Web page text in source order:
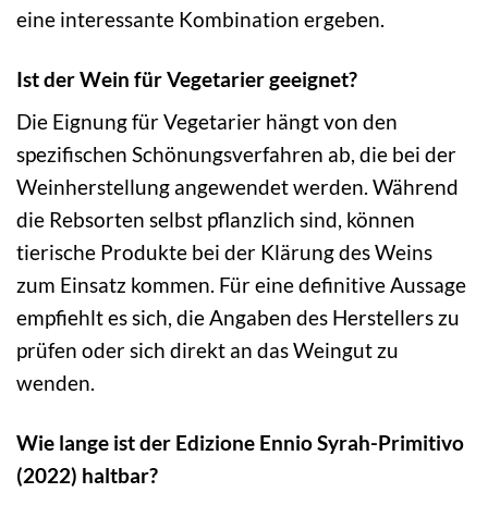
eine interessante Kombination ergeben.
Ist der Wein für Vegetarier geeignet?
Die Eignung für Vegetarier hängt von den
spezifischen Schönungsverfahren ab, die bei der
Weinherstellung angewendet werden. Während
die Rebsorten selbst pflanzlich sind, können
tierische Produkte bei der Klärung des Weins
zum Einsatz kommen. Für eine definitive Aussage
empfiehlt es sich, die Angaben des Herstellers zu
prüfen oder sich direkt an das Weingut zu
wenden.
Wie lange ist der Edizione Ennio Syrah-Primitivo
(2022) haltbar?